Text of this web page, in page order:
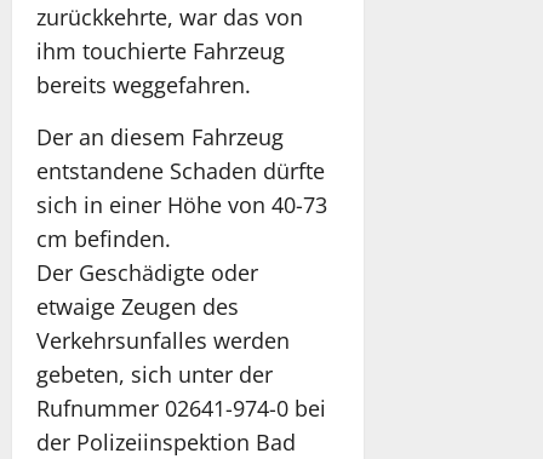
zurückkehrte, war das von
ihm touchierte Fahrzeug
bereits weggefahren.
Der an diesem Fahrzeug
entstandene Schaden dürfte
sich in einer Höhe von 40-73
cm befinden.
Der Geschädigte oder
etwaige Zeugen des
Verkehrsunfalles werden
gebeten, sich unter der
Rufnummer 02641-974-0 bei
der Polizeiinspektion Bad